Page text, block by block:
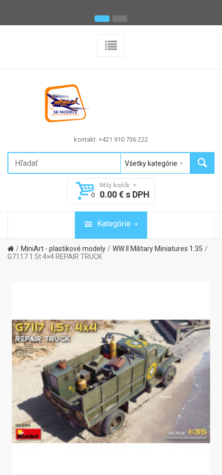
kontakt: +421 910 736 222
Môj košík
0
0.00 € s DPH
Kategórie
MiniArt - plastikové modely
WW II Military Miniatures 1:35
G7117 1.5t 4×4 REPAIR TRUCK